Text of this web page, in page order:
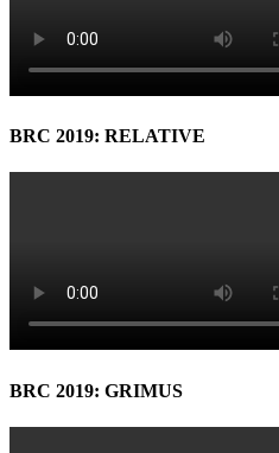
BRC 2019: RELATIVE
BRC 2019: GRIMUS